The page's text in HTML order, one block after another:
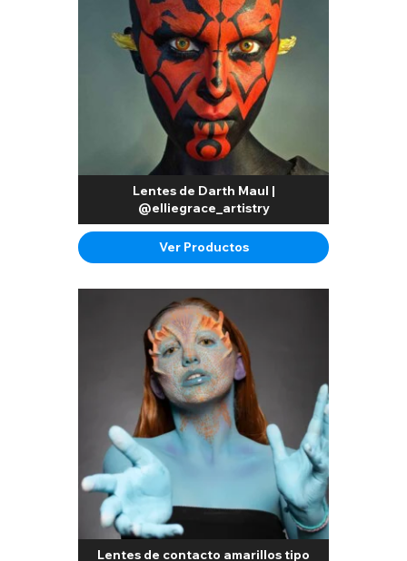
Lentes de Darth Maul |
@elliegrace_artistry
Ver Productos
Lentes de contacto amarillos tipo